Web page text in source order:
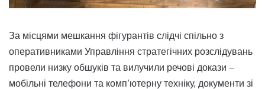
За місцями мешкання фігурантів слідчі спільно з
оперативниками Управління стратегічних розслідувань
провели низку обшуків та вилучили речові докази –
мобільні телефони та комп’ютерну техніку, документи зі